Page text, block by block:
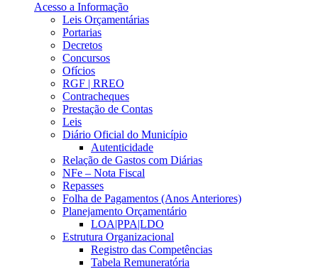
Acesso a Informação
Leis Orçamentárias
Portarias
Decretos
Concursos
Ofícios
RGF | RREO
Contracheques
Prestação de Contas
Leis
Diário Oficial do Município
Autenticidade
Relação de Gastos com Diárias
NFe – Nota Fiscal
Repasses
Folha de Pagamentos (Anos Anteriores)
Planejamento Orçamentário
LOA|PPA|LDO
Estrutura Organizacional
Registro das Competências
Tabela Remuneratória